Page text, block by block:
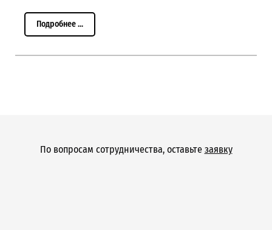
Подробнее ...
По вопросам сотрудничества, оставьте заявку